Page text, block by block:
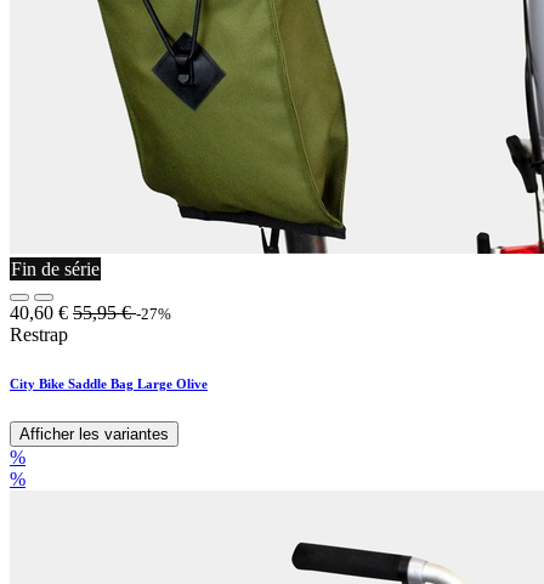
Fin de série
40,60 € 55,95€ -27%
Restrap
City Bike Saddle Bag Large Olive
Afficher les variantes
%
%